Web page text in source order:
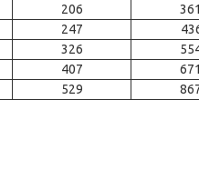
206
361
247
326
407
671
529